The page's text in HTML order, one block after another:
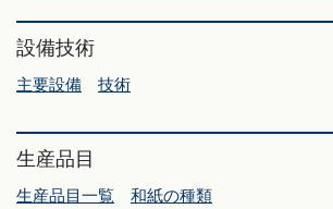
設備技術
主要設備 技術
生産品目
生産品目一覧 和紙の種類